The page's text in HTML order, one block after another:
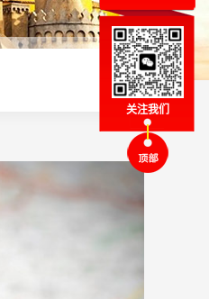
关注我们